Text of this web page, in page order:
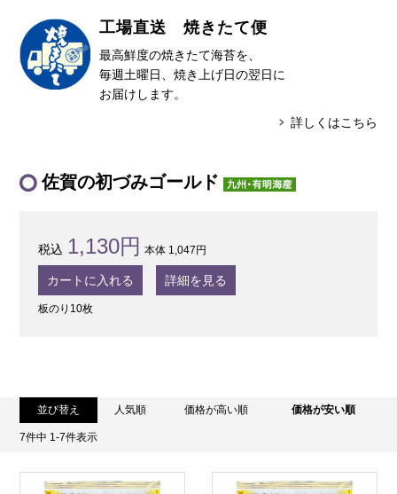
工場直送 焼きたて便
最高鮮度の焼きたて海苔を、
毎週土曜日、焼き上げ日の翌日に
お届けします。
詳しくはこちら
佐賀の初づみゴールド
1,130円 本体 1,047円
カートに入れる 詳細を見る
板のり10枚
並び替え 人気順 価格が高い順 価格が安い順
7件中 1-7件表示